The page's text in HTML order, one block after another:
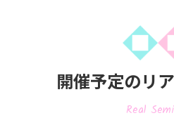
開催予定のリ
Real